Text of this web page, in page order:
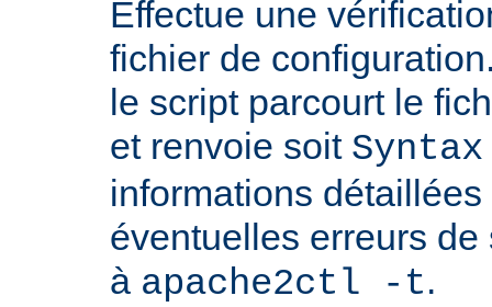
Effectue une
fichier de
le script parcourt le
et renvoie soit Syntax
informations
éventuelles erreurs
à apache2ctl -t.